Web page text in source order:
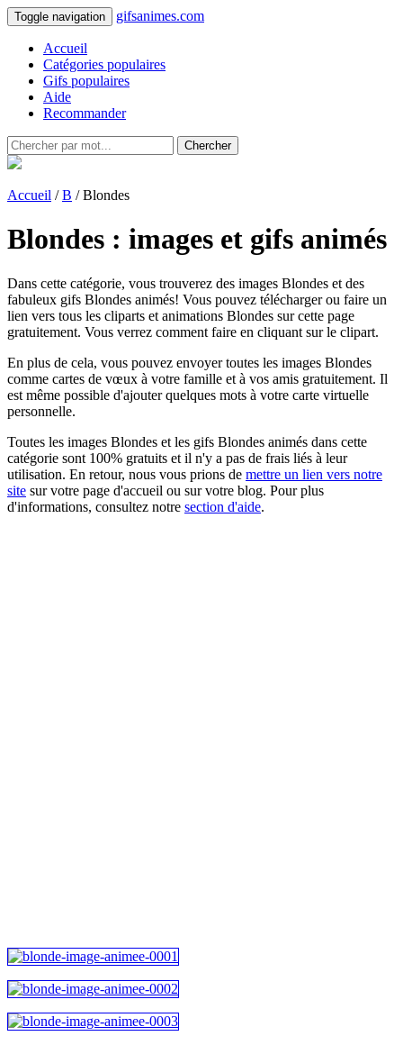
Toggle navigation gifsanimes.com
Accueil
Catégories populaires
Gifs populaires
Aide
Recommander
Chercher
Accueil /B / Blondes
Blondes : images et gifs animés
Dans cette catégorie, vous trouverez des images Blondes et des
fabuleux gifs Blondes animés! Vous pouvez télécharger ou faire un
lien vers tous les cliparts et animations Blondes sur cette page
gratuitement. Vous verrez comment faire en cliquant sur le clipart.
En plus de cela, vous pouvez envoyer toutes les images Blondes
comme cartes de vœux à votre famille et à vos amis gratuitement. Il
est même possible d'ajouter quelques mots à votre carte virtuelle
personnelle.
Toutes les images Blondes et les gifs Blondes animés dans cette
catégorie sont 100% gratuits et il n'y a pas de frais liés à leur
utilisation. En retour, nous vous prions de mettre un lien vers notre
site sur votre page d'accueil ou sur votre blog. Pour plus
d'informations, consultez notre section d'aide.